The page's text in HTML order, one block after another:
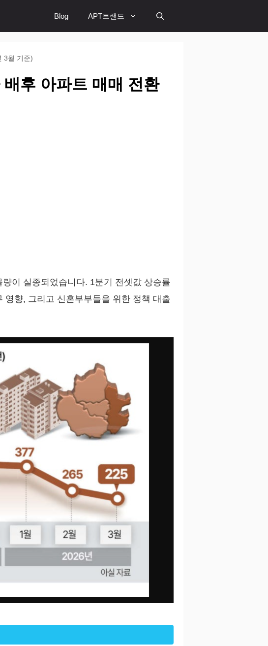
Blog APT트랜드
3월 기준)
후 아파트 매매 전환
이 실종되었습니다. 1분기 전셋값 상승률
향, 그리고 신혼부부들을 위한 정책 대출